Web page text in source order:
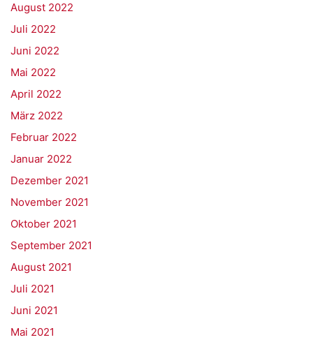
August 2022
Juli 2022
Juni 2022
Mai 2022
April 2022
März 2022
Februar 2022
Januar 2022
Dezember 2021
November 2021
Oktober 2021
September 2021
August 2021
Juli 2021
Juni 2021
Mai 2021